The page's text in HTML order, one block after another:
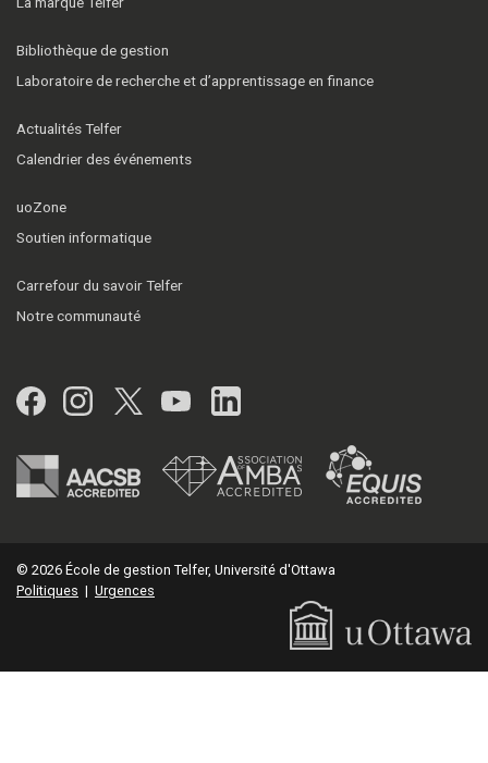
Bibliothèque de gestion
Laboratoire de recherche et d’apprentissage en finance
Actualités Telfer
Calendrier des événements
uoZone
Soutien informatique
Carrefour du savoir Telfer
Notre communauté
Facebook
Instagram
Twitter
YouTubeLinkedIn
© 2026 École de gestion Telfer, Université d'Ottawa
Politiques | Urgences